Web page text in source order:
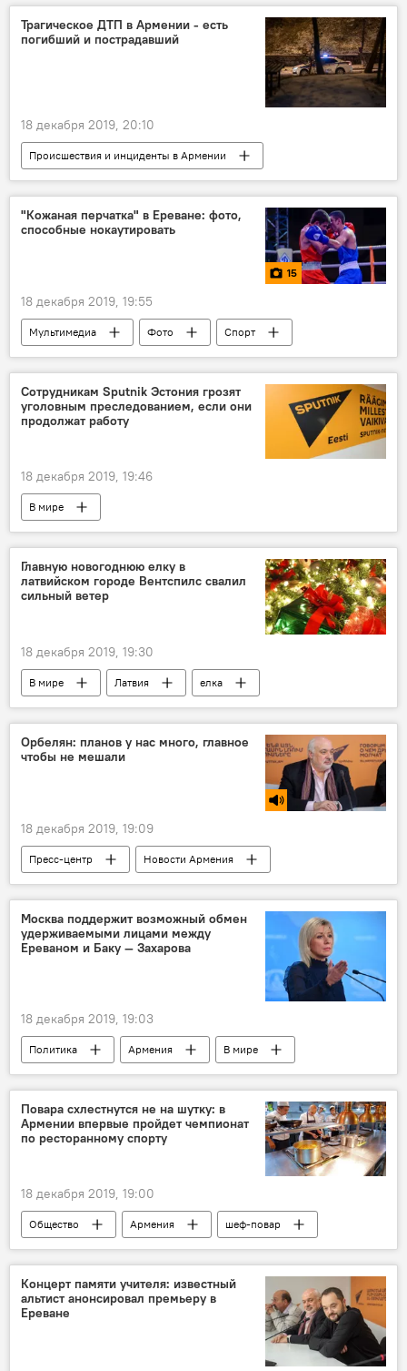
суд
Трагическое ДТП в Армении - есть
погибший и пострадавший
18 декабря 2019, 20:10
Происшествия и инциденты в Армении
Происшествия
Армения
Общество
погибший
пострадавший
Новости Армения
уголовное дело
"Кожаная перчатка" в Ереване: фото,
способные нокаутировать
15
18 декабря 2019, 19:55
Мультимедиа Фото
Спорт
Армения
Ереван турнир
Сотрудникам Sputnik Эстония грозят
уголовным преследованием, если они
продолжат работу
18 декабря 2019, 19:46
В мире
Главную новогоднюю елку в
латвийском городе Вентспилс свалил
сильный ветер
18 декабря 2019, 19:30
В мире Латвия елка
Орбелян: планов у нас много, главное
чтобы не мешали
18 декабря 2019, 19:09
Пресс-центр
Новости Армения
Константин Орбелян
опера Голос
Москва поддержит возможный обмен
удерживаемыми лицами между
Ереваном и Баку — Захарова
18 декабря 2019, 19:03
Политика Армения
В мире
Мария Захарова
заложники
Повара схлестнутся не на шутку: в
Армении впервые пройдет чемпионат
по ресторанному спорту
18 декабря 2019, 19:00
Общество Армения
шеф-повар
Новости Армения
Болгария
Спорт
Армянская кухня
Чемпионат мира
Концерт памяти учителя: известный
альтист анонсировал премьеру в
Ереване